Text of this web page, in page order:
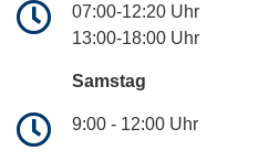
07:00-12:20 Uhr
13:00-18:00 Uhr
Samstag
9:00 - 12:00 Uhr